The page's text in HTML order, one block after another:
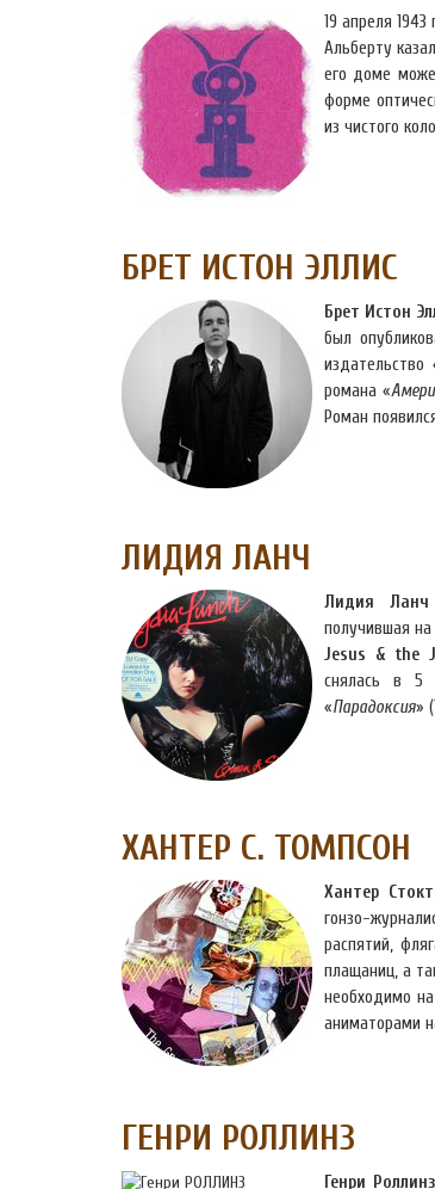
19 апреля
Альберту
его доме
форме
из чистого
БРЕТ ИСТОН ЭЛЛИС
Брет Истон
был
издательство
романа «
Роман
ЛИДИЯ ЛАНЧ
Лидия Ланч
получившая
Jesus & the
снялась в 5
«Парадоксия»
ХАНТЕР С. ТОМПСОН
Хантер
гонзо-
распятий,
плащаниц, а
необходимо
аниматорами
ГЕНРИ РОЛЛИНЗ
Генри Роллинз